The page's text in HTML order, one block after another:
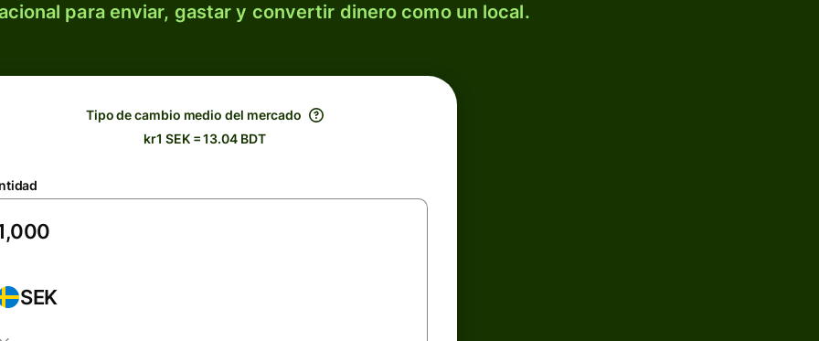
para enviar, gastar y convertir dinero como un local.
Tipo de cambio medio del mercado
kr1 SEK = 13.04 BDT
SEK